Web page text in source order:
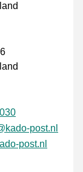
post.nl
post.nl